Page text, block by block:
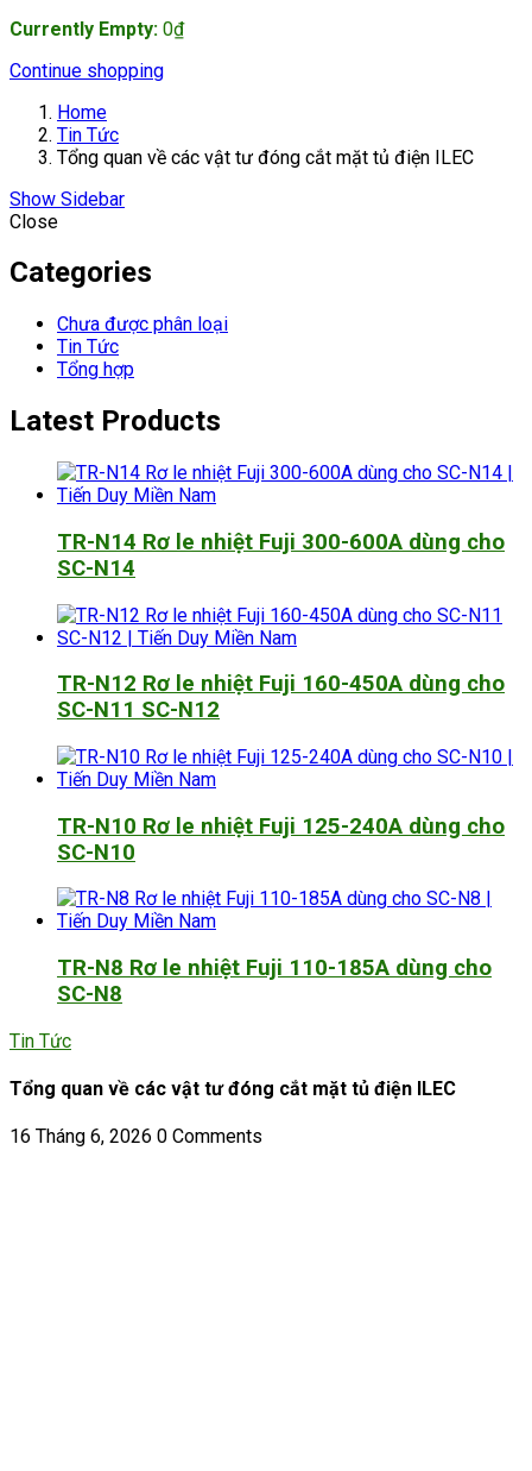
Currently Empty: 0₫
Continue shopping
Home
Tin Tức
Tổng quan về các vật tư đóng cắt mặt tủ điện ILEC
Show Sidebar
Close
Categories
Chưa được phân loại
Tin Tức
Tổng hợp
Latest Products
TR-N14 Rơ le nhiệt Fuji 300-600A dùng cho
SC-N14
TR-N12 Rơ le nhiệt Fuji 160-450A dùng cho
SC-N11 SC-N12
TR-N10 Rơ le nhiệt Fuji 125-240A dùng cho
SC-N10
TR-N8 Rơ le nhiệt Fuji 110-185A dùng cho
SC-N8
Tin Tức
Tổng quan về các vật tư đóng cắt mặt tủ điện ILEC
16 Tháng 6, 2026 0 Comments